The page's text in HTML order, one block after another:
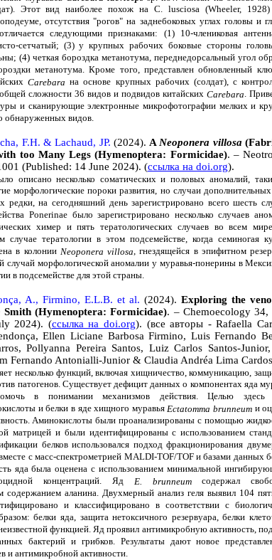
Этот вид наиболее похож на C. lusciosa (Wheeler, 1928)
отсутствия "рогов" на заднебоковых углах головы и
следующими признаками: (1) 10-члениковая
сетчатый; (3) у крупных рабочих боковые стороны
(4) четкая бороздка метанотума, переднедорсальный угол
метанотума. Кроме того, представлен обновленный
Carebara на основе крупных рабочих (солдат), с
сложности 36 видов и подвидов китайскихCarebara.
и сканирующие электронные микрофотографии мелких и
обнаруженных видов.
F.H. & Lachaud, JP. (2024). A Neoponera villosa
too Many Legs (Hymenoptera: Formicidae). –
(Published: 14 June 2024). (ссылка на doi.org).
несколько соматических и половых аномалий,
морфологические пороки развития, но случаи
редки, на сегодняшний день зарегистрировано всего шесть
Ponerinae было зарегистрировано несколько случаев
химер и пять тератологических случаев во всем
тератологии в этом подсемействе, когда семиногая
в колонии Neoponera villosa, гнездящейся в эпифитном
случай морфологической аномалии у муравья-понерины в
в подсемействе для этой страны.
A., Firmino, E.L.B. et al. (2024). Exploring the
Smith (Hymenoptera: Formicidae). – Chemoecology 34,
2024). (ссылка на doi.org). (все авторы - Rafaella
Ellen Liciane Barbosa Firmino, Luis Fernando
Pollyanna Pereira Santos, Luiz Carlos Santos-Junior,
Fernando Antonialli-Junior & Claudia Andréa Lima
функций, включая хищничество, коммуникацию,
патогенов. Существует дефицит данных о компонентах яда
в понимании механизмов действия. Целью здесь
и белки в яде хищного муравья Ectatomma brunneumи
Аминокислоты были проанализированы с помощью
матрицей и были идентифицированы с использованием
белков использовался подход фракционирования
с масс-спектрометрией MALDI-TOF/TOF и базами данных
яда была оценена с использованием минимальной
концентраций. Яд
E. brunneumсодержал
содержанием аланина. Двухмерный анализ геля выявил 104
и классифицировано в соответствии с
белки яда, защита нетоксичного резервуара, белки
функцией. Яд проявил антимикробную активность,
бактерий и грибков. Результаты дают новое
и антимикробной активности.